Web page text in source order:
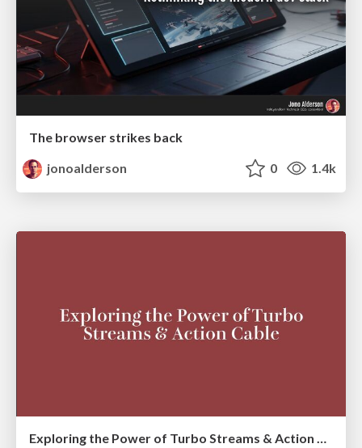
The browser strikes back
jonoalderson
0 1.4k
Exploring the Power of Turbo Streams & Action Cable | RailsConf2023